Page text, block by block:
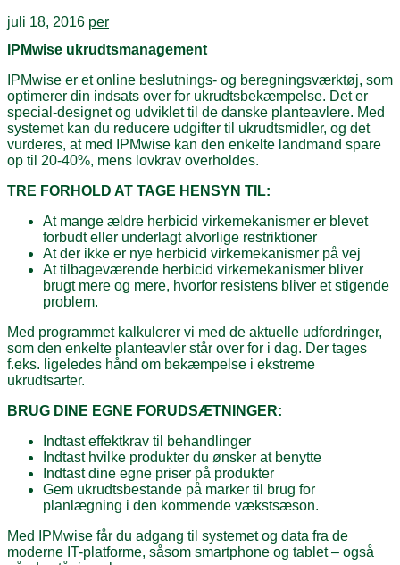
juli 18, 2016 per
IPMwise ukrudtsmanagement
IPMwise er et online beslutnings- og beregningsværktøj, som
optimerer din indsats over for ukrudtsbekæmpelse. Det er
special-designet og udviklet til de danske planteavlere. Med
systemet kan du reducere udgifter til ukrudtsmidler, og det
vurderes, at med IPMwise kan den enkelte landmand spare
op til 20-40%, mens lovkrav overholdes.
TRE FORHOLD AT TAGE HENSYN TIL:
At mange ældre herbicid virkemekanismer er blevet
forbudt eller underlagt alvorlige restriktioner
At der ikke er nye herbicid virkemekanismer på vej
At tilbageværende herbicid virkemekanismer bliver
brugt mere og mere, hvorfor resistens bliver et stigende
problem.
Med programmet kalkulerer vi med de aktuelle udfordringer,
som den enkelte planteavler står over for i dag. Der tages
f.eks. ligeledes hånd om bekæmpelse i ekstreme
ukrudtsarter.
BRUG DINE EGNE FORUDSÆTNINGER:
Indtast effektkrav til behandlinger
Indtast hvilke produkter du ønsker at benytte
Indtast dine egne priser på produkter
Gem ukrudtsbestande på marker til brug for
planlægning i den kommende vækstsæson.
Med IPMwise får du adgang til systemet og data fra de
moderne IT-platforme, såsom smartphone og tablet – også